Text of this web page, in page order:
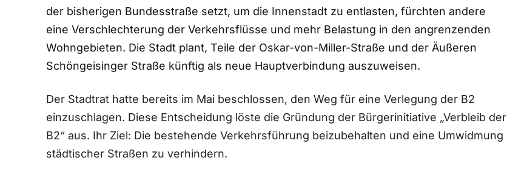
der bisherigen Bundesstraße setzt, um die Innenstadt zu entlasten, fürchten andere
eine Verschlechterung der Verkehrsflüsse und mehr Belastung in den angrenzenden
Wohngebieten. Die Stadt plant, Teile der Oskar-von-Miller-Straße und der Äußeren
Schöngeisinger Straße künftig als neue Hauptverbindung auszuweisen.
Der Stadtrat hatte bereits im Mai beschlossen, den Weg für eine Verlegung der B2
einzuschlagen. Diese Entscheidung löste die Gründung der Bürgerinitiative „Verbleib der
B2“ aus. Ihr Ziel: Die bestehende Verkehrsführung beizubehalten und eine Umwidmung
städtischer Straßen zu verhindern.